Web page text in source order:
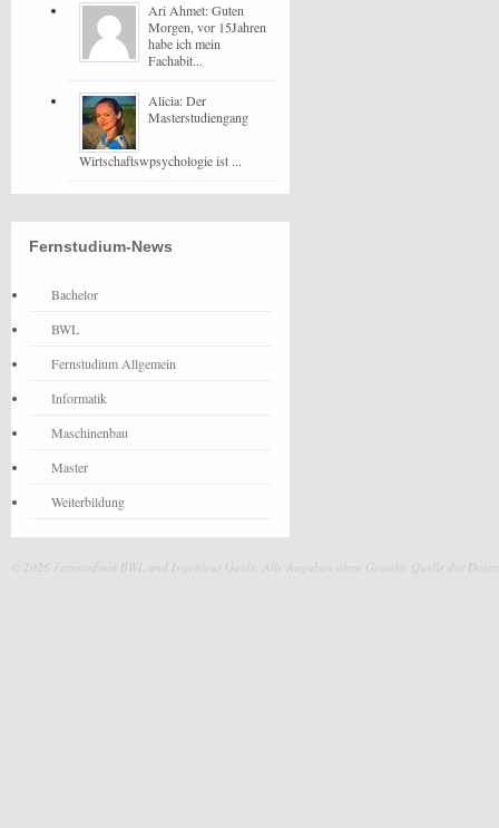
Ari Ahmet: Guten
Morgen, vor 15Jahren
habe ich mein
Fachabit...
Alicia: Der
Masterstudiengang
Wirtschaftswpsychologie ist ...
Fernstudium-News
Bachelor
BWL
Fernstudium Allgemein
Informatik
Maschinenbau
Master
Weiterbildung
© 2026 Fernstudium BWL und Ingenieur Guide. Alle Angaben ohne Gewähr. Quelle der